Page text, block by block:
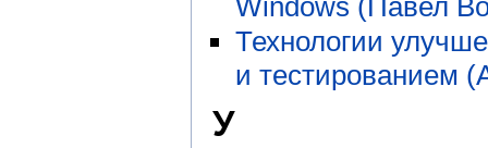
Технологии
и тестированием
У